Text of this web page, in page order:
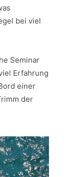
bei viel
Seminar
Erfahrung
einer
der